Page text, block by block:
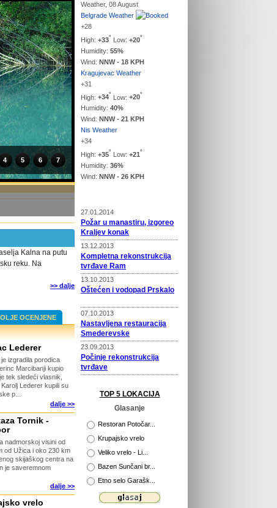
4 5 6 7
Kalna na putu
reku. Na
>> dalje
OCENJENE
Lederer
izgradila porodica
Marcibanji kupio
tek sledeći vlasnik,
Lederer kupili su
p...
dalje >>
Tornik -
nadmorskoj visini od
od Užica i oko 230 km
skijaškog centra na
je saveremnom
dalje >>
vrelo
Weather, 08 August
Belgrade Weather
+28
High: +33° Low: +20°
Humidity: 55%
Wind: NNW - 18 KPH
Kragujevac Weather
+31
High: +34° Low: +20°
Humidity: 40%
Wind: NNW - 21 KPH
Nis Weather
+34
High: +35° Low: +21°
Humidity: 36%
Wind: NNW - 26 KPH
27.01.2014
Požar u manastiru, izgoreo
Kraljev konak
13.12.2013
Kompletna rekonstrukcija
tvrđave Ram
13.10.2013
Oštećen i vodopad Prskalo
07.10.2013
Nastavljena restauracija
Smederevske
23.09.2013
Počinje rekonstrukcija
tvrđave
Prošireni kapaciteti Vile
Novi putokazi na Rajcu
29.04.2013
Otvorena platforma za
razgledanje
26.04.2013
115 godina Velikog Parka u
Kragujevcu
TOP 5 LOKACIJA
Glasanje
Restoran Potočar...
Krupajsko vrelo
Veliko vrelo - Li...
Bazen Sunčani br...
Etno selo Garašk...